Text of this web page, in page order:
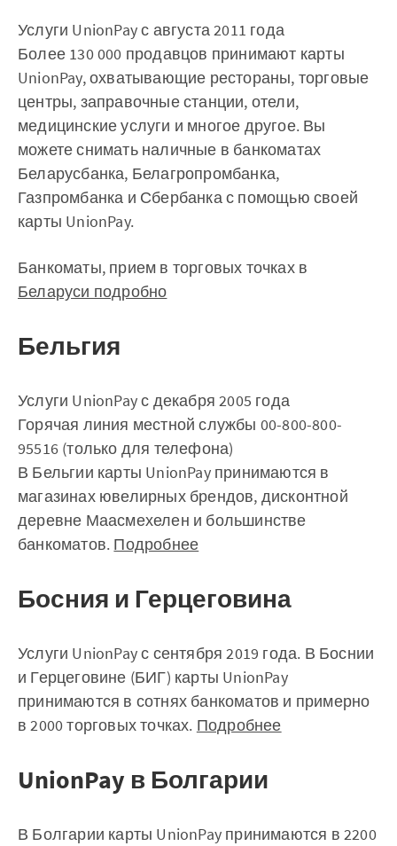
Услуги UnionPay с августа 2011 года
Более 130 000 продавцов принимают карты
UnionPay, охватывающие рестораны, торговые
центры, заправочные станции, отели,
медицинские услуги и многое другое. Вы
можете снимать наличные в банкоматах
Беларусбанка, Белагропромбанка,
Газпромбанка и Сбербанка с помощью своей
карты UnionPay.
Банкоматы, прием в торговых точках в
Беларуси подробно
Бельгия
Услуги UnionPay с декабря 2005 года
Горячая линия местной службы 00-800-800-
95516 (только для телефона)
В Бельгии карты UnionPay принимаются в
магазинах ювелирных брендов, дисконтной
деревне Маасмехелен и большинстве
банкоматов. Подробнее
Босния и Герцеговина
Услуги UnionPay с сентября 2019 года. В Боснии
и Герцеговине (БИГ) карты UnionPay
принимаются в сотнях банкоматов и примерно
в 2000 торговых точках. Подробнее
UnionPay в Болгарии
В Болгарии карты UnionPay принимаются в 2200